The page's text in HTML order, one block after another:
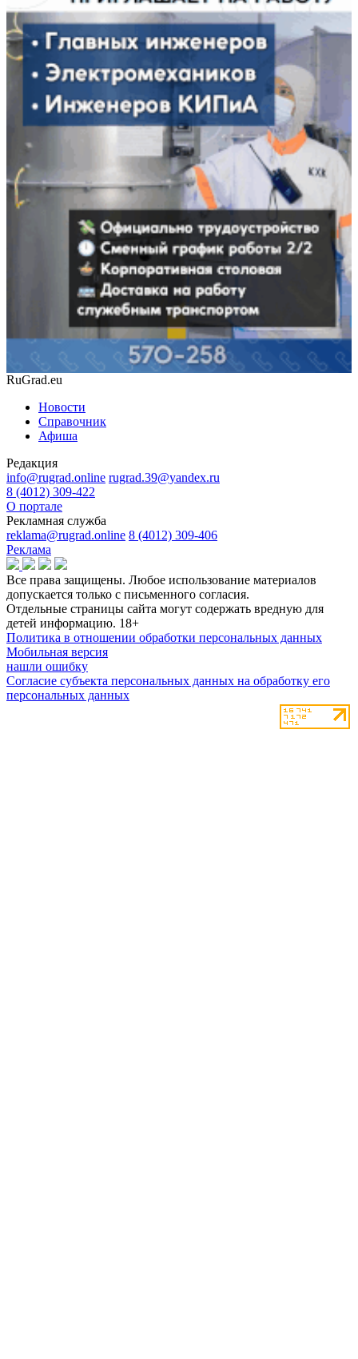
RuGrad.eu
Новости
Справочник
Афиша
Редакция
info@rugrad.online rugrad.39@yandex.ru
8 (4012) 309-422
О портале
Рекламная служба
reklama@rugrad.online 8 (4012) 309-406
Реклама
Все права защищены. Любое использование материалов
допускается только с письменного согласия.
Отдельные страницы сайта могут содержать вредную для
детей информацию. 18+
Политика в отношении обработки персональных данных
Мобильная версия
нашли ошибку
Согласие субъекта персональных данных на обработку его
персональных данных